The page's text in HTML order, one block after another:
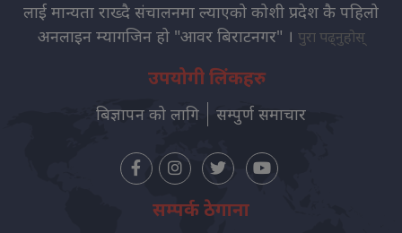
लाई मान्यता राख्दै संचालनमा ल्याएको कोशी प्रदेश कै पहिलो
अनलाइन म्यागजिन हो "आवर बिराटनगर" । पुरा पढ्नुहोस्
उपयोगी लिंकहरु
बिज्ञापन को लागि सम्पुर्ण समाचार
सम्पर्क ठेगाना